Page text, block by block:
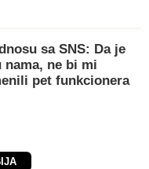
sa SNS: Da je
nama, ne bi mi
pet funkcionera